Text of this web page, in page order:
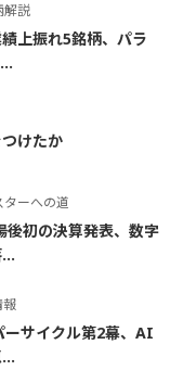
解説
上振れ5銘柄、パラ
けたか
ーへの道
後初の決算発表、数字
報
ーサイクル第2幕、AI